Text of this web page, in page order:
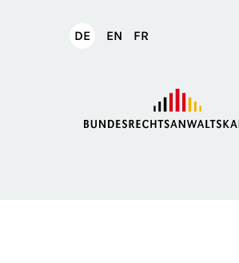
DEDeutsch
EN English
FR